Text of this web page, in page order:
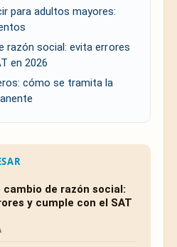
para adultos mayores:
razón social: evita errores
en 2026
cómo se tramita la
cambio de razón social:
y cumple con el SAT